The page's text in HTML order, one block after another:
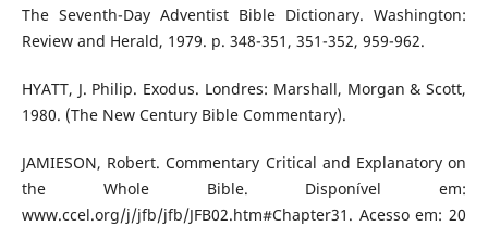
The Seventh-Day Adventist Bible Dictionary. Washington:
Review and Herald, 1979. p. 348-351, 351-352, 959-962.
HYATT, J. Philip. Exodus. Londres: Marshall, Morgan & Scott,
1980. (The New Century Bible Commentary).
JAMIESON, Robert. Commentary Critical and Explanatory on
the Whole Bible. Disponível em:
www.ccel.org/j/jfb/jfb/JFB02.htm#Chapter31. Acesso em: 20